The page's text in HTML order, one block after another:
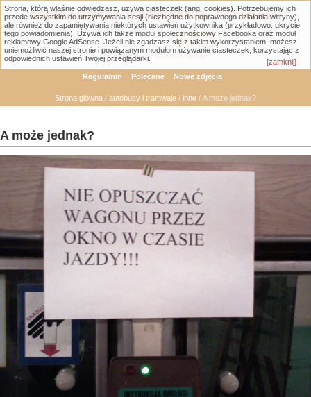
Łódzka Galeria Transportowa - GTLodz.eu
Wyszukiwanie zaawansowane
Regulamin Polecane Nowe zdjęcia
Strona główna / autobusy i tramwaje / inne / A może jednak?
A może jednak?
Strona, którą właśnie odwiedzasz, używa ciasteczek (ang. cookies). Potrzebujemy ich
przede wszystkim do utrzymywania sesji (niezbędne do poprawnego działania witryny),
ale również do zapamiętywania niektórych ustawień użytkownika (przykładowo: ukrycie
tego powiadomienia). Używa ich także moduł społecznościowy Facebooka oraz moduł
reklamowy Google AdSense. Jeżeli nie zgadzasz się z takim wykorzystaniem, możesz
uniemożliwić naszej stronie i powiązanym modułom używanie ciasteczek, korzystając z
odpowiednich ustawień Twojej przeglądarki.
[zamknij]